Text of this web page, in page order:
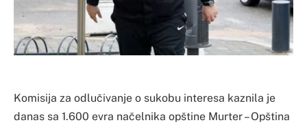
Komisija za odlučivanje o sukobu interesa kaznila je
danas sa 1.600 evra načelnika opštine Murter – Opština